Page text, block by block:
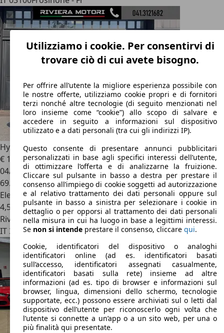
Hyundai i30Wagon 1.0 T-GDI iMT 48V Prime
€ 13.990
04/2023
69.900 km
Elettrica/Benzina
4,5 l/100 km (comb.)
Rivenditore
IT 30031 Dolo - Venezia
Utilizziamo i cookie. Per consentirvi di
trovare ciò di cui avete bisogno.
Per offrire all’utente la migliore esperienza possibile con
le nostre offerte, utilizziamo cookie propri e di fornitori
terzi nonché altre tecnologie (di seguito menzionati nel
loro insieme come “cookie”) allo scopo di salvare e
accedere in seguito a informazioni sul dispositivo
utilizzato e a dati personali (tra cui gli indirizzi IP).
Questo consente di presentare annunci pubblicitari
personalizzati in base agli specifici interessi dell’utente,
di ottimizzare l’offerta e di analizzarne la fruizione.
Cliccare sul pulsante in basso a destra per prestare il
consenso all’impiego di cookie soggetti ad autorizzazione
e al relativo trattamento dei dati personali oppure sul
pulsante in basso a sinistra per selezionare i cookie in
dettaglio o per opporsi al trattamento dei dati personali
nella misura in cui ha luogo in base a legittimi interessi.
Se non si intende prestare il consenso, cliccare qui.
Cookie, identificatori del dispositivo o analoghi
identificatori online (ad es. identificatori basati
sull’accesso, identificatori assegnati casualmente,
identificatori basati sulla rete) insieme ad altre
informazioni (ad es. tipo di browser e informazioni sul
browser, lingua, dimensioni dello schermo, tecnologie
supportate, ecc.) possono essere archiviati sul o letti dal
dispositivo dell’utente per riconoscerlo ogni volta che
l’utente si connette a un’app o a un sito web, per una o
più finalità qui presentate.